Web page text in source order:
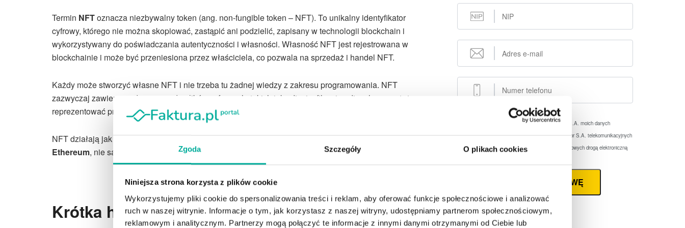
Zgoda Szczegóły O plikach cookies
Niniejsza strona korzysta z plików cookie
Wykorzystujemy pliki cookie do spersonalizowania treści i reklam, aby oferować funkcje społecznościowe i analizować
ruch w naszej witrynie. Informacje o tym, jak korzystasz z naszej witryny, udostępniamy partnerom społecznościowym,
reklamowym i analitycznym. Partnerzy mogą połączyć te informacje z innymi danymi otrzymanymi od Ciebie lub
Termin NFToznacza niezbywalny token (ang. non-fungible token – NFT). To unikalny identyfikator
cyfrowy, którego nie można skopiować, zastąpić ani podzielić, zapisany w technologii blockchain i
wykorzystywany do poświadczania autentyczności i własności. Własność NFT jest rejestrowana w
blockchainie i może być przeniesiona przez właściciela, co pozwala na sprzedaż i handel NFT.
Każdy może stworzyć własne NFT i nie trzeba tu żadnej wiedzy z zakresu programowania. NFT
zazwyczaj zawierają odniesienia do plików cyfrowych, takich jak zdjęcia, filmy i audio, ale mogą też
reprezentować przedmioty świata rzeczywistego, takie jak dzieła sztuki czy nieruchomości.
NFT działają jak tokeny kryptograficzne, ale w przeciwieństwie do kryptowalut takich jakBitcoinczy
Ethereum, nie są wzajemnie wymienne.
Krótka historia NFT
Wyrażam zgodę na przetwarzanie przez eFaktor S.A. moich danych
Wyrażam zgodę na wykorzystywanie przez eFaktor S.A. telekomunikacyjnych
Wyrażam zgodę na otrzymywanie informacji handlowych drogą elektroniczną
(rozwiń)
ZAMÓW ROZMOWĘ